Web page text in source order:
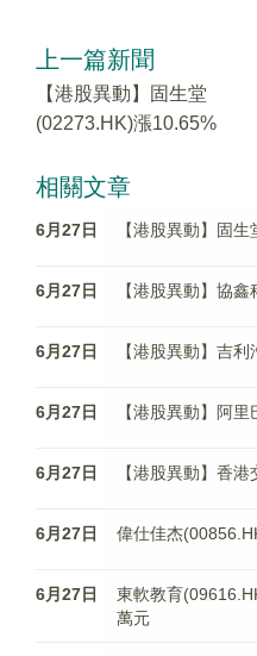
上一篇新聞
【港股異動】固生堂
(02273.HK)漲10.65%
相關文章
6月27日 【港股異動】固
6月27日 【港股異動】協
6月27日 【港股異動】吉
6月27日 【港股異動】阿
6月27日 【港股異動】香
6月27日 偉仕佳杰
6月27日
東軟教育
萬元